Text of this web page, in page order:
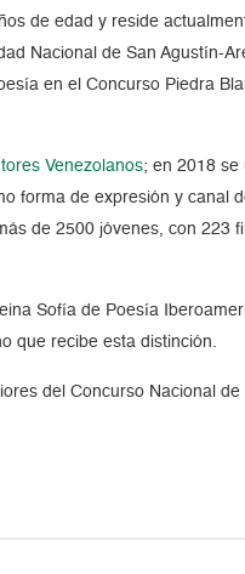
de edad y reside
Nacional de San Agustín-
en el Concurso Piedra
Venezolanos; en 2018 se
forma de expresión y canal
de 2500 jóvenes, con 223
Sofía de Poesía
que recibe esta distinción.
del Concurso Nacional de